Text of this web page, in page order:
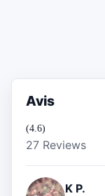
Avis
(4.6)
27 Reviews
K P.